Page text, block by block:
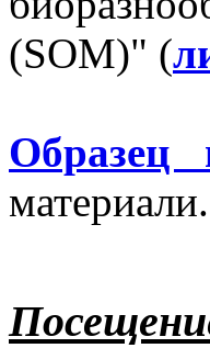
(SOM)" (
Образец
материали.